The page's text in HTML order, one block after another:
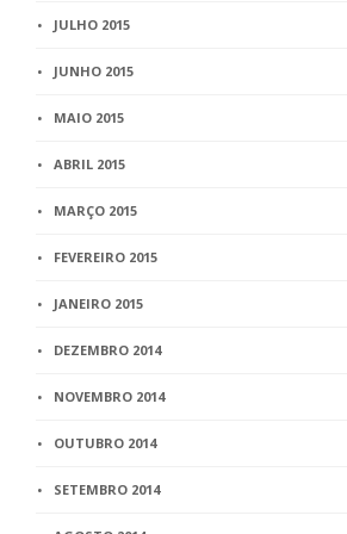
JULHO 2015
JUNHO 2015
MAIO 2015
ABRIL 2015
MARÇO 2015
FEVEREIRO 2015
JANEIRO 2015
DEZEMBRO 2014
NOVEMBRO 2014
OUTUBRO 2014
SETEMBRO 2014